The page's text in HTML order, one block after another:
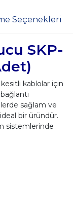
Seçenekleri
SKP-
kablolar için
sağlam ve
bir üründür.
sistemlerinde